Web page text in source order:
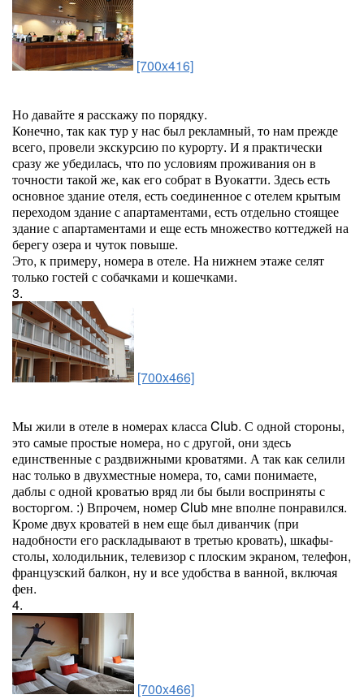
[700x416]
Но давайте я расскажу по порядку.
Конечно, так как тур у нас был рекламный, то нам прежде
всего, провели экскурсию по курорту. И я практически
сразу же убедилась, что по условиям проживания он в
точности такой же, как его собрат в Вуокатти. Здесь есть
основное здание отеля, есть соединенное с отелем крытым
переходом здание с апартаментами, есть отдельно стоящее
здание с апартаментами и еще есть множество коттеджей на
берегу озера и чуток повыше.
Это, к примеру, номера в отеле. На нижнем этаже селят
только гостей с собачками и кошечками.
3.
[700x466]
Мы жили в отеле в номерах класса Club. С одной стороны,
это самые простые номера, но с другой, они здесь
единственные с раздвижными кроватями. А так как селили
нас только в двухместные номера, то, сами понимаете,
даблы с одной кроватью вряд ли бы были восприняты с
восторгом. :) Впрочем, номер Club мне вполне понравился.
Кроме двух кроватей в нем еще был диванчик (при
надобности его раскладывают в третью кровать), шкафы-
столы, холодильник, телевизор с плоским экраном, телефон,
французский балкон, ну и все удобства в ванной, включая
фен.
4.
[700x466]